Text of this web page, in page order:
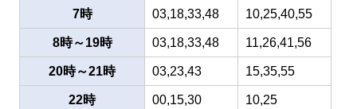
7時 03,18,33,48 10,25,40,55
8時～19時 03,18,33,48 11,26,41,56
20時～21時 03,23,43 15,35,55
22時 00,15,30 10,25